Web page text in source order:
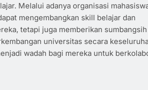
Melalui adanya organisasi
mengembangkan skill belajar dan
tetapi juga memberikan sumbangsih
universitas secara
wadah bagi mereka untuk